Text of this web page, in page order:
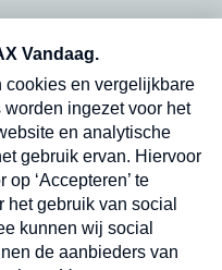
op onze
in
Verzend